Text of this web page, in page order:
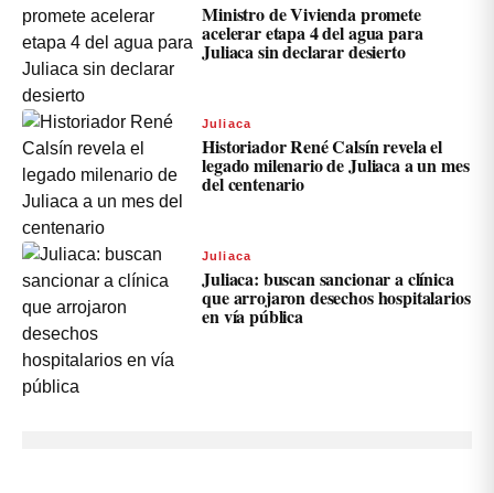
Ministro de Vivienda promete
acelerar etapa 4 del agua para
Juliaca sin declarar desierto
Juliaca
Historiador René Calsín revela el
legado milenario de Juliaca a un mes
del centenario
Juliaca
Juliaca: buscan sancionar a clínica
que arrojaron desechos hospitalarios
en vía pública